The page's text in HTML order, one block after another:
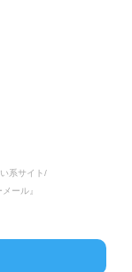
系サイト/
ール』